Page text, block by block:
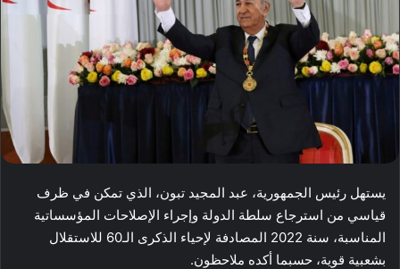
يستهل رئيس الجمهورية، عبد المجيد تبون، الذي تمكن في ظرف
قياسي من استرجاع سلطة الدولة وإجراء الإصلاحات المؤسساتية
المناسبة، سنة 2022 المصادفة لإحياء الذكرى الـ60 للاستقلال
بشعبية قوية، حسبما أكده ملاحظون.